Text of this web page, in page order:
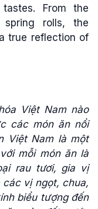
From the
rolls, the
true reflection of
Việt Nam nào
các món ăn nổi
Việt Nam là một
mỗi món ăn là
rau tươi, gia vị
vị ngọt, chua,
biểu tượng đến